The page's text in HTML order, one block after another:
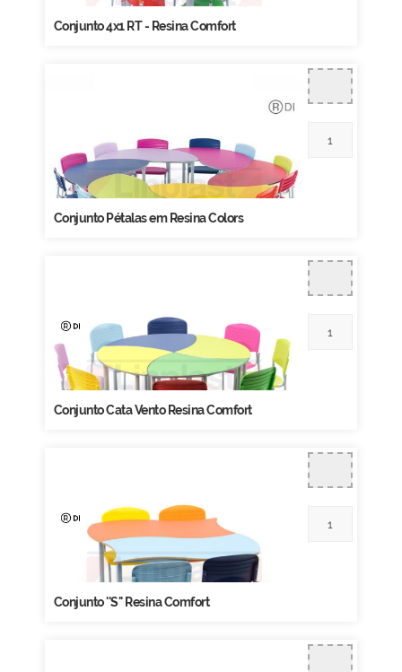
Conjunto 4x1 RT - Resina Comfort
Conjunto Pétalas em Resina Colors
Conjunto Cata Vento Resina Comfort
Conjunto ''S'' Resina Comfort